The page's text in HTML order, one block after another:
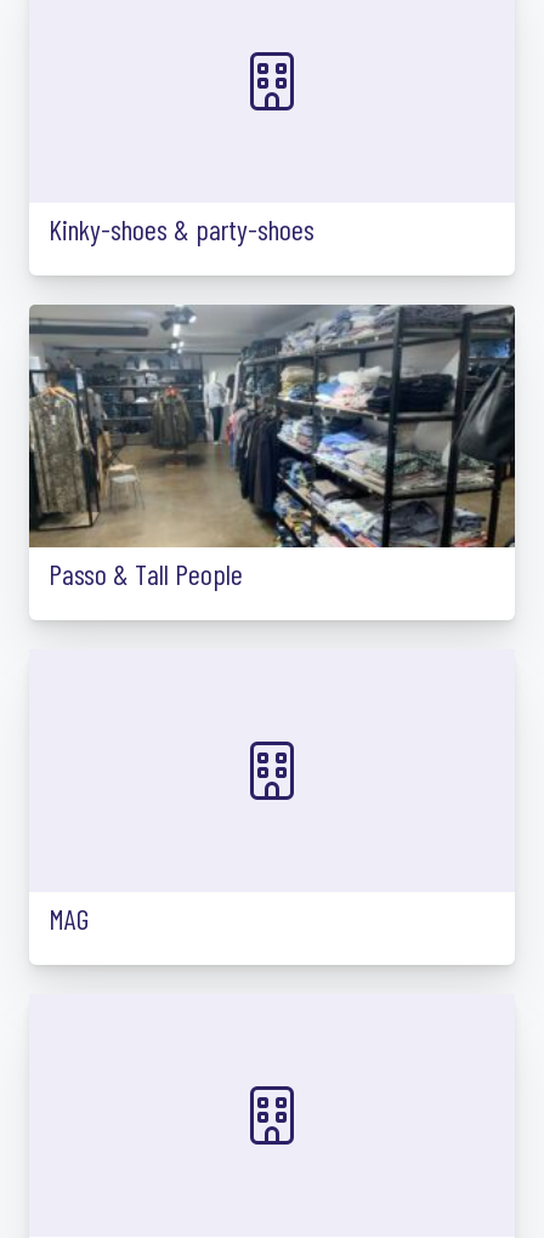
Kinky-shoes & party-shoes
Passo & Tall People
MAG